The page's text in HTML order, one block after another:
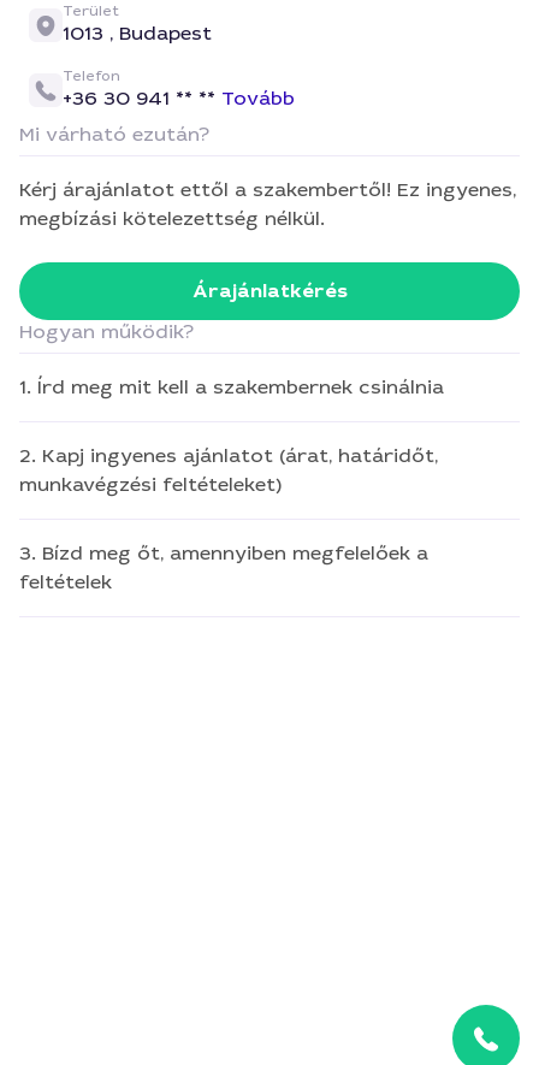
Terület
1013 , Budapest
Telefon
+36 30 941 ** ** Tovább
Mi várható ezután?
Kérj árajánlatot ettől a szakembertől! Ez ingyenes,
megbízási kötelezettség nélkül.
Árajánlatkérés
Hogyan működik?
1. Írd meg mit kell a szakembernek csinálnia
2. Kapj ingyenes ajánlatot (árat, határidőt,
munkavégzési feltételeket)
3. Bízd meg őt, amennyiben megfelelőek a
feltételek